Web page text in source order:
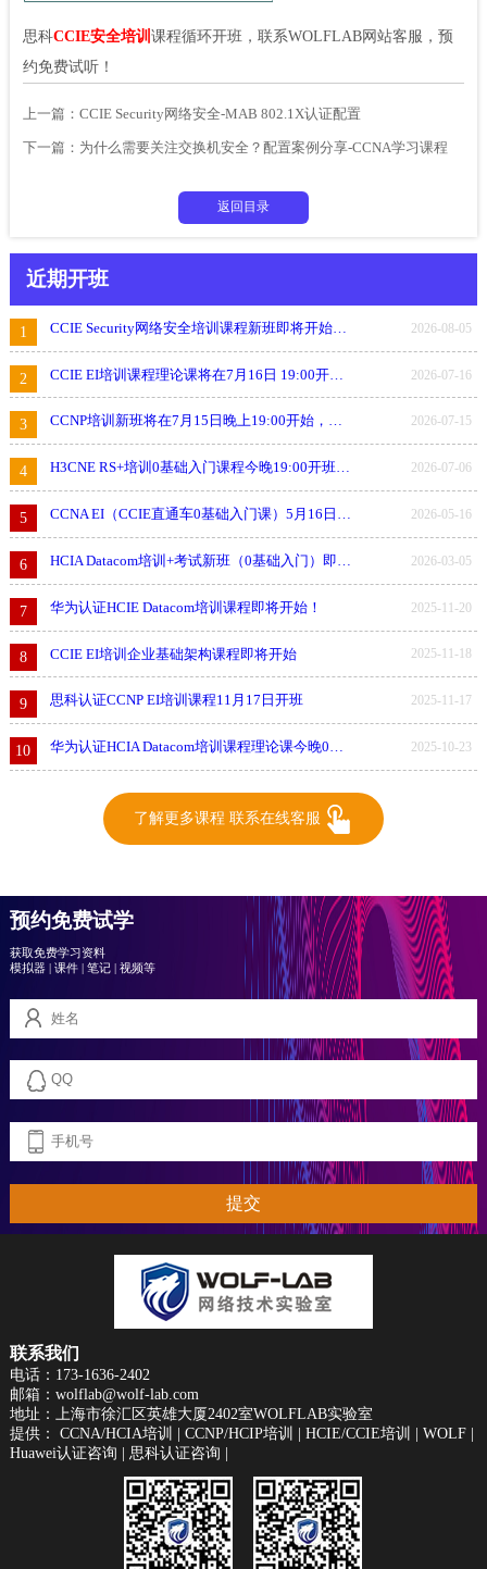
思科CCIE安全培训 课程循环开班，联系WOLFLAB网站客服，预
约免费试听！
上一篇： CCIE Security网络安全-MAB 802.1X认证配置
下一篇： 为什么需要关注交换机安全？配置案例分享-CCNA学习课程
返回目录
近期开班
1 CCIE Security网络安全培训课程新班即将开始，讲师：金弋然 2026-08-05
2 CCIE EI培训课程理论课将在7月16日 19:00开启新班，讲师：金弋然 2026-07-16
3 CCNP培训新班将在7月15日晚上19:00开始，讲师：赵顺杰 2026-07-15
4 H3CNE RS+培训0基础入门课程今晚19:00开班！试听联系WOLF-LAB！ 2026-07-06
5 CCNA EI（CCIE直通车0基础入门课）5月16日开班 2026-05-16
6 2026-03-05
7 华为认证HCIE Datacom培训课程即将开始！ 2025-11-20
8 CCIE EI培训企业基础架构课程即将开始 2025-11-18
9 思科认证CCNP EI培训课程11月17日开班 2025-11-17
10 华为认证HCIA Datacom培训课程理论课今晚0基础入门学习 2025-10-23
了解更多课程 联系在线客服
预约免费试学
获取免费学习资料
模拟器| 课件| 笔记| 视频等
提交
联系我们
电话：173-1636-2402
邮箱：wolflab@wolf-lab.com
地址：上海市徐汇区英雄大厦2402室WOLFLAB实验室
提供： CCNA/HCIA培训 CCNP/HCIP培训 HCIE/CCIE培训 WOLF|
Huawei认证咨询
思科认证咨询